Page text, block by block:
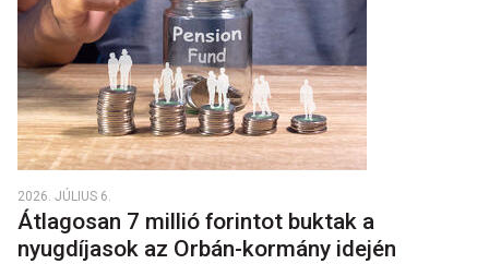
2026. JÚLIUS 6.
Átlagosan 7 millió forintot buktak a
nyugdíjasok az Orbán-kormány idején